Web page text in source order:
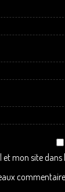
mon site